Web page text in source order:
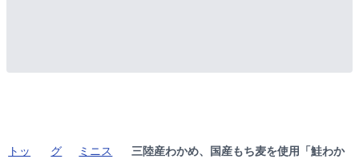
トッ
グ
ミニス
三陸産わかめ、国産もち麦を使用「鮭わか